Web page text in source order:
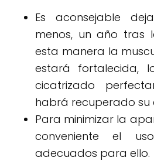
Es aconsejable
menos, un año tras
esta manera la
estará fortalecida,
cicatrizado
habrá recuperado su
Para minimizar la
conveniente el
adecuados para ello.